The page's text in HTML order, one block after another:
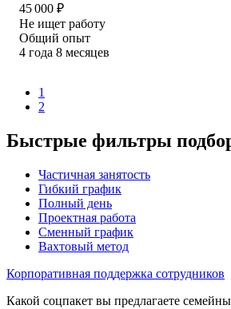
45 000 ₽
Не ищет работу
Общий опыт
4 года 8 месяцев
1
2
Быстрые фильтры
Частичная занятость
Гибкий график
Полный день
Проектная работа
Сменный график
Вахтовый метод
Корпоративная поддержка сотрудников
Какой соцпакет вы предлагаете